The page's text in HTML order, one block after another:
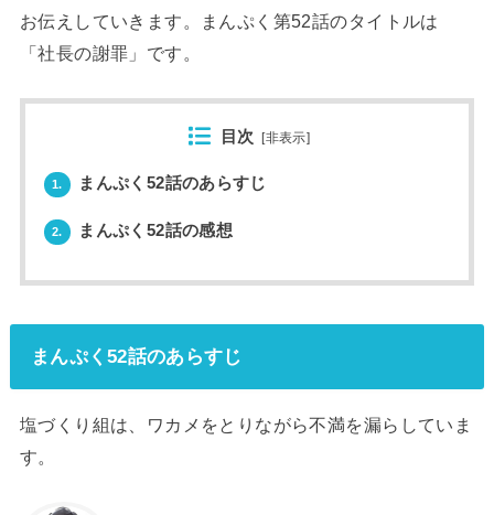
お伝えしていきます。まんぷく第52話のタイトルは
「社長の謝罪」です。
目次 [非表示]
1. まんぷく52話のあらすじ
2. まんぷく52話の感想
まんぷく52話のあらすじ
塩づくり組は、ワカメをとりながら不満を漏らしていま
す。